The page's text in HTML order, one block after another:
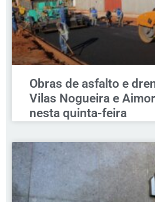
Obras de asfalto e
Vilas Nogueira e
nesta quinta-feira